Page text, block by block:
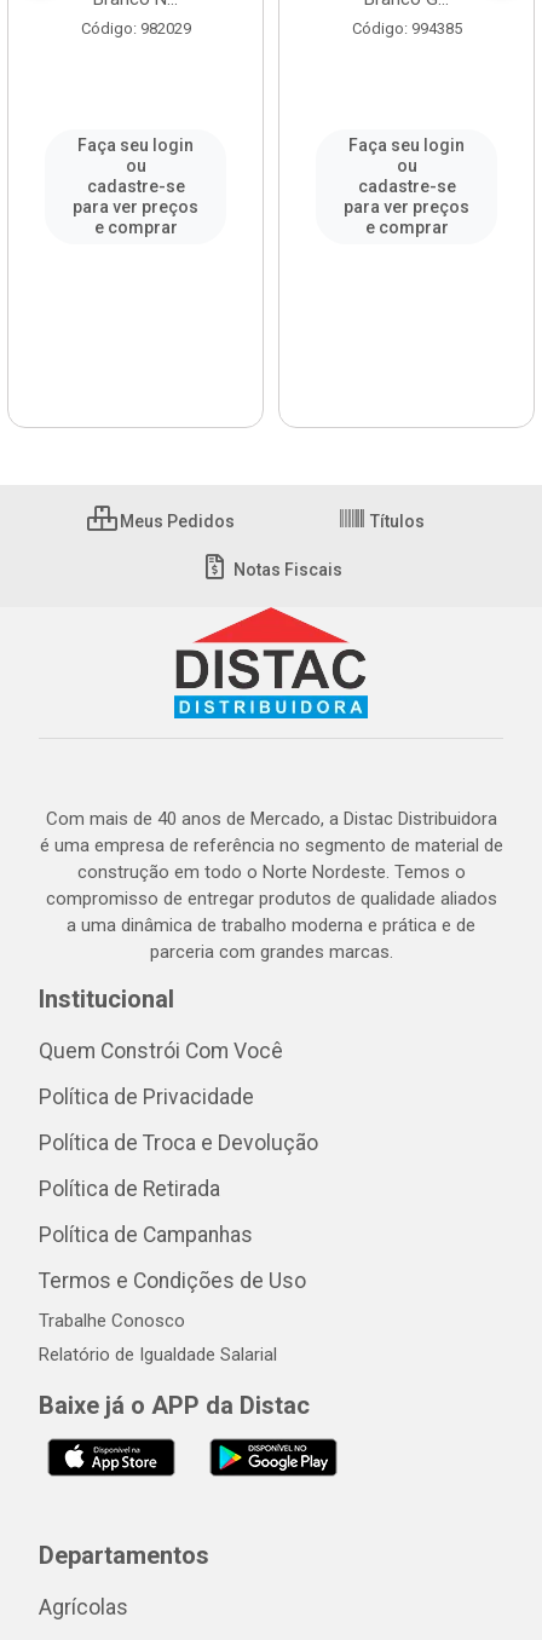
Código: 982029
Faça seu login
ou
cadastre-se
para ver preços
e comprar
Código: 994385
Faça seu login
ou
cadastre-se
para ver preços
e comprar
Meus Pedidos Títulos
Notas Fiscais
Com mais de 40 anos de Mercado, a Distac Distribuidora
é uma empresa de referência no segmento de material de
construção em todo o Norte Nordeste. Temos o
compromisso de entregar produtos de qualidade aliados
a uma dinâmica de trabalho moderna e prática e de
parceria com grandes marcas.
Institucional
Quem Constrói Com Você
Política de Privacidade
Política de Troca e Devolução
Política de Retirada
Política de Campanhas
Termos e Condições de Uso
Trabalhe Conosco
Relatório de Igualdade Salarial
Baixe já o APP da Distac
Departamentos
Agrícolas